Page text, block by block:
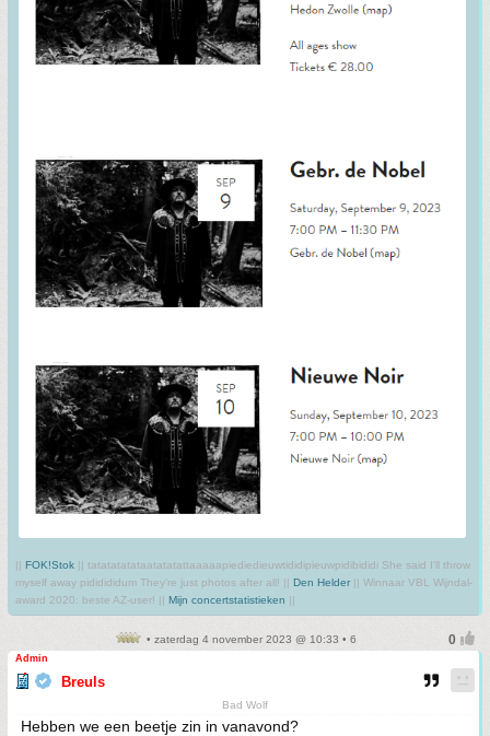
|| FOK!Stok || tatatatatataatatatattaaaaapiediedieuwtididipieuwpidibididi She said I'll throw
myself away pididididum They're just photos after all! || Den Helder || Winnaar VBL Wijndal-
award 2020: beste AZ-user! || Mijn concertstatistieken ||
• zaterdag 4 november 2023 @ 10:33 • 6
Admin
Breuls
Bad Wolf
Hebben we een beetje zin in vanavond?